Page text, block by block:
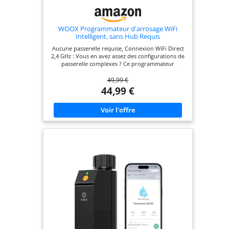
WOOX Programmateur d'arrosage WiFi
Intelligent, sans Hub Requis
Aucune passerelle requise, Connexion WiFi Direct
2,4 GHz : Vous en avez assez des configurations de
passerelle complexes ? Ce programmateur
Direct : connectez-le simplement au WiFi 2,4 GHz
de votre domicile pour gérer vos tâches
d'irrigation à distance via l'application. Que vous
soyez au bureau ou en vacances, ajustez vos
programmes d'arrosage partout et à tout
moment, sans l'achat ni l'installation fastidieuse
sa consommation d'énergie. Il assure un
fonctionnement fiable sur plusieurs saisons avec
un seul jeu de piles standards. Profitez d'une
tranquillité d'esprit totale : votre jardin reste
irrigué sans nécessiter de vérifications ou de
remplacements de piles fréquents. Étanchéité IP65
et Compartiment à piles à double protection :
extérieurs difficiles, ce système d'arrosage
automatique intègre un double joint d'étanchéité
49,99 €
44,99 €